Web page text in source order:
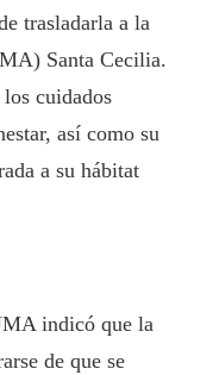
trasladarla a la
Santa Cecilia.
cuidados
así como su
a su hábitat
indicó que la
de que se